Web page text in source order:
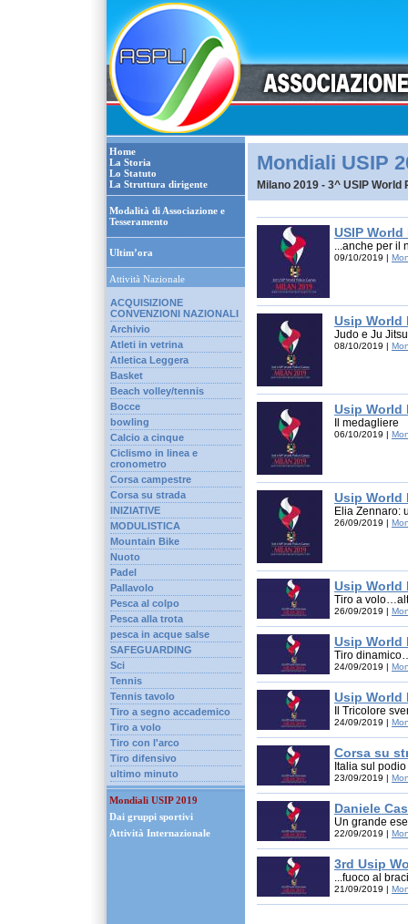
Home
La Storia
Lo Statuto
La Struttura dirigente
Modalità di Associazione e
Tesseramento
Ultim’ora
Attività Nazionale
ACQUISIZIONE
CONVENZIONI NAZIONALI
Archivio
Atleti in vetrina
Atletica Leggera
Basket
Beach volley/tennis
Bocce
bowling
Calcio a cinque
Ciclismo in linea e
cronometro
Corsa campestre
Corsa su strada
INIZIATIVE
MODULISTICA
Mountain Bike
Nuoto
Padel
Pallavolo
Pesca al colpo
Pesca alla trota
pesca in acque salse
SAFEGUARDING
Sci
Tennis
Tennis tavolo
Tiro a segno accademico
Tiro a volo
Tiro con l'arco
Tiro difensivo
ultimo minuto
Mondiali USIP 2019
Dai gruppi sportivi
Attività Internazionale
Mondiali USIP
Milano 2019 - 3^ USIP
USIP
...anche per il
09/10/2019 |
Usip World
Judo e Ju
08/10/2019 |
Usip World
Il medagliere
06/10/2019 |
Usip World
Elia Zennaro:
26/09/2019 |
Usip World
Tiro a
26/09/2019 |
Usip World
Tiro
24/09/2019 |
Usip World
Il Tricolore
24/09/2019 |
Corsa su
Italia sul
23/09/2019 |
Daniele
Un grande
22/09/2019 |
3rd Usip
...fuoco al
21/09/2019 |